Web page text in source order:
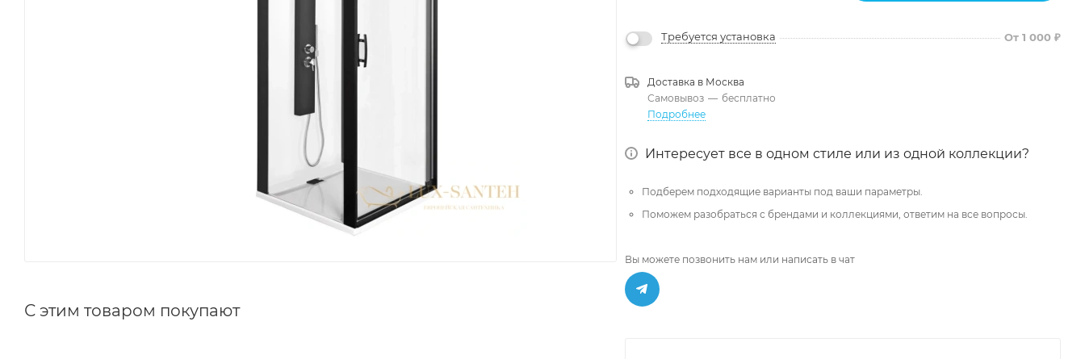
С этим товаром покупают
Требуется установка От 1 000 ₽
Доставка в Москва
Самовывоз — бесплатно
Подробнее
Интересует все в одном стиле или из одной коллекции?
Подберем подходящие варианты под ваши параметры.
Поможем разобраться с брендами и коллекциями, ответим на все вопросы.
Вы можете позвонить нам или написать в чат